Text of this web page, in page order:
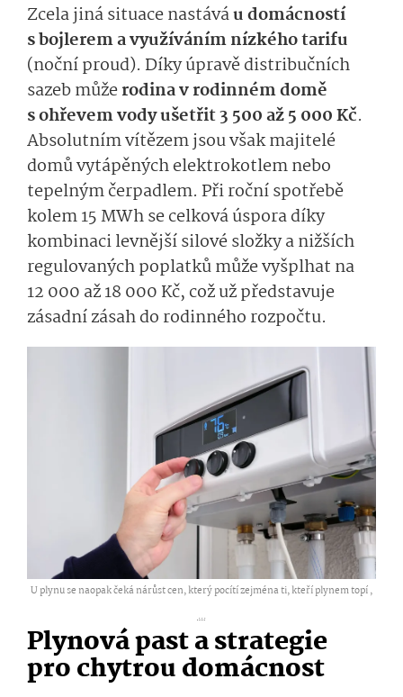
Zcela jiná situace nastáváu domácností
s bojlerem a využíváním nízkého tarifu
(noční proud). Díky úpravě distribučních
sazeb můžerodina v rodinném domě
s ohřevem vody ušetřit 3 500 až 5 000 Kč.
Absolutním vítězem jsou však majitelé
domů vytápěných elektrokotlem nebo
tepelným čerpadlem. Při roční spotřebě
kolem 15 MWh se celková úspora díky
kombinaci levnější silové složky a nižších
regulovaných poplatků může vyšplhat na
12 000 až 18 000 Kč, což už představuje
zásadní zásah do rodinného rozpočtu.
U plynu se naopak čeká nárůst cen, který pocítí zejména ti, kteří plynem topí ,
...
Plynová past a strategie
pro chytrou domácnost